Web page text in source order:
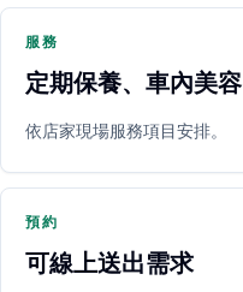
PARTNER SHOP
服務
定期保養、車內美容
依店家現場服務項目安排。
預約
可線上送出需求